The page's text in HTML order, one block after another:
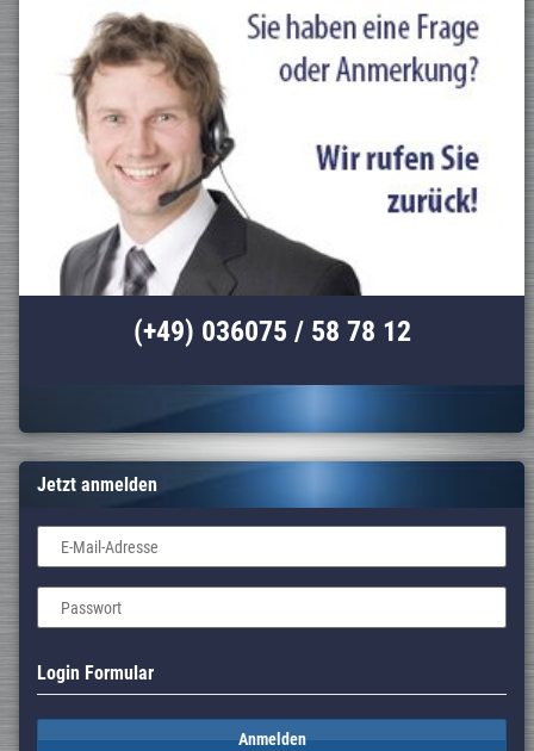
(+49) 036075 / 58 78 12
Jetzt anmelden
E-Mail-Adresse
Passwort
Login Formular
Anmelden